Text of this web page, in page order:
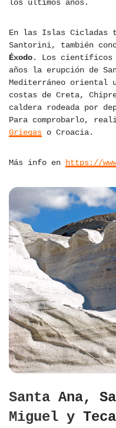
los últimos años.
En las Islas Cicladas
Santorini, también
Éxodo. Los científicos
años la erupción de
Mediterráneo oriental
costas de Creta,
caldera rodeada por
Para comprobarlo,
Griegas o Croacia.
Más info en https://
Santa Ana,
Miguel y